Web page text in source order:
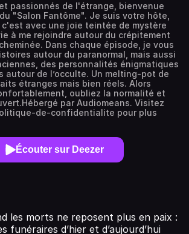
passionnés de l'étrange, bienvenue
"Salon Fantôme". Je suis votre hôte,
c'est avec une joie teintée de mystère
à me rejoindre autour du crépitement
Dans chaque épisode, je vous
autour du paranormal, mais aussi
des personnalités énigmatiques
autour de l’occulte. Un melting-pot de
étranges mais bien réels. Alors
oubliez la normalité et
par Audiomeans. Visitez
de-confidentialite pour plus
Écouter sur Deezer
les morts ne reposent plus en paix :
funéraires d’hier et d’aujourd’hui